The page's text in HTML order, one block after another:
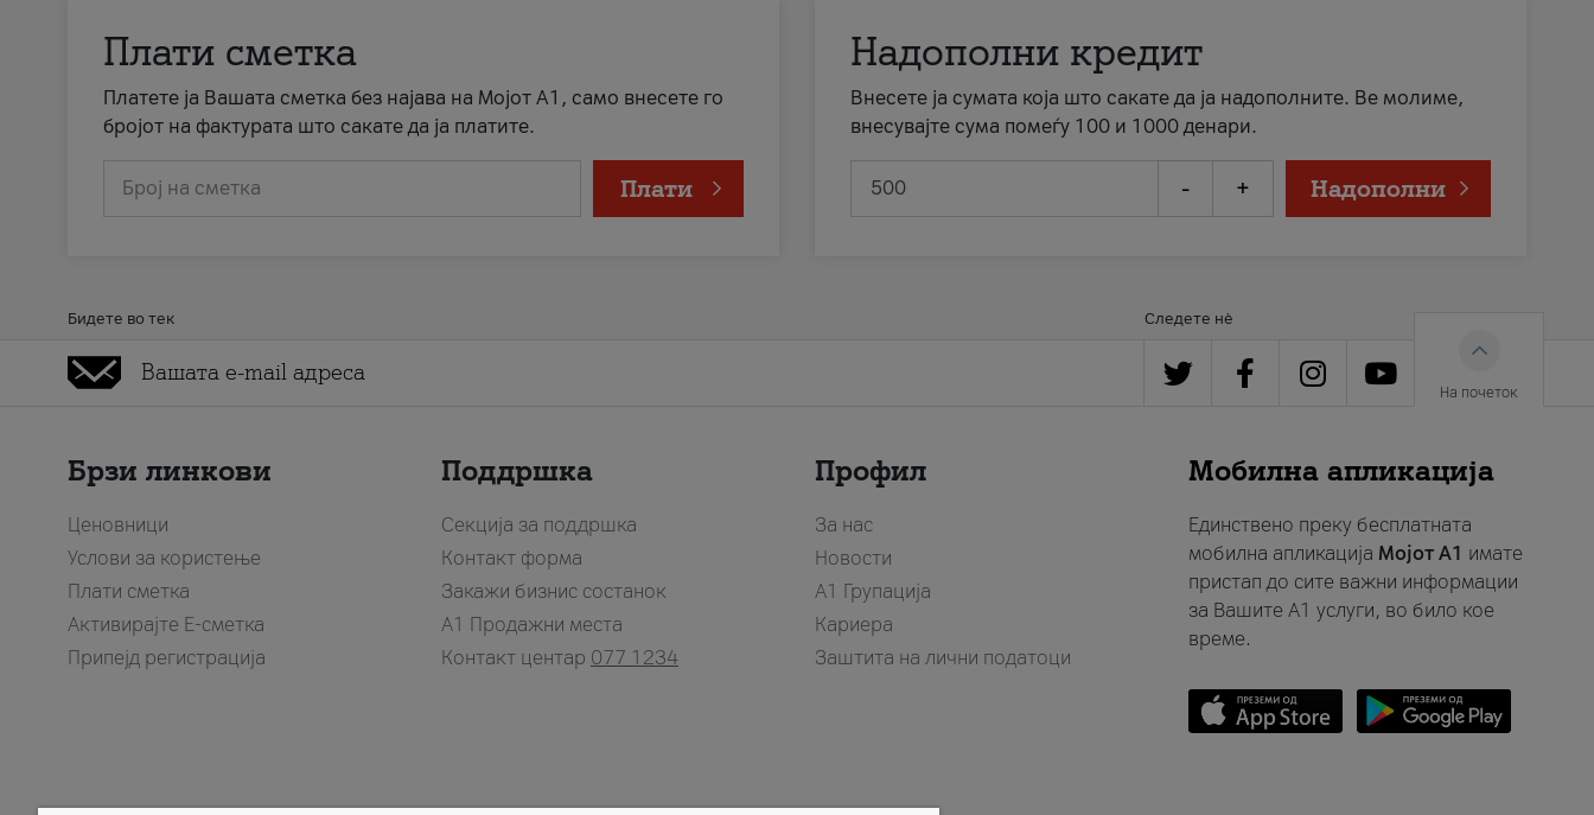
Плати сметка
Платете ја Вашата сметка без најава на Мојот А1, само внесете го
бројот на фактурата што сакате да ја платите.
Број на сметка Плати
Надополни кредит
Внесете ја сумата која што сакате да ја надополните. Ве молиме,
внесувајте сума помеѓу 100 и 1000 денари.
- + Надополни
Бидете во тек Следете нè
На почеток
Брзи линкови
Ценовници
Услови за користење
Плати сметка
Активирајте Е-сметка
Припејд регистрација
Поддршка
Секција за поддршка
Контакт форма
Закажи бизнис состанок
A1 Продажни места
Контакт центар 077 1234
Профил
За нас
Новости
А1 Групација
Кариера
Заштита на лични податоци
Мобилна апликација
Единствено преку бесплатната
мобилна апликација Мојот A1 имате
пристап до сите важни информации
за Вашите A1 услуги, во било кое
време.